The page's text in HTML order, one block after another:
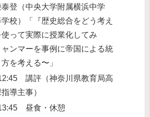
登（中央大学附属横浜中学
校）「『歴史総合をどう考え
使って実際に授業化してみ
ンマーを事例に帝国による統
を考える〜」
講評（神奈川県教育局高
導主事）
昼食・休憩